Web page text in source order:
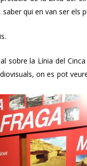
qui en van ser els
la Línia del
on es pot